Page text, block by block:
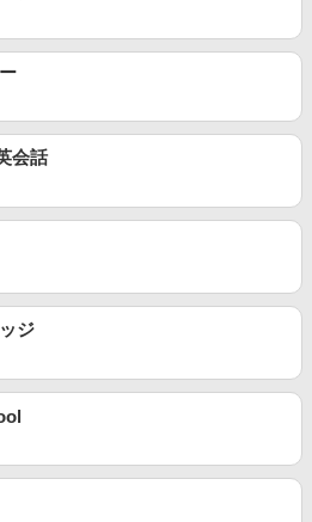
会話
ジ